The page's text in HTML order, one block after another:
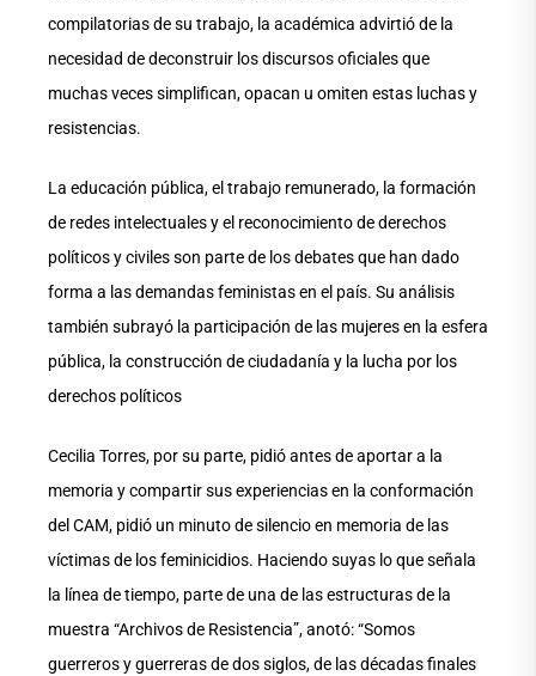
compilatorias de su trabajo, la académica advirtió de la
necesidad de deconstruir los discursos oficiales que
muchas veces simplifican, opacan u omiten estas luchas y
resistencias.
La educación pública, el trabajo remunerado, la formación
de redes intelectuales y el reconocimiento de derechos
políticos y civiles son parte de los debates que han dado
forma a las demandas feministas en el país. Su análisis
también subrayó la participación de las mujeres en la esfera
pública, la construcción de ciudadanía y la lucha por los
derechos políticos
Cecilia Torres, por su parte, pidió antes de aportar a la
memoria y compartir sus experiencias en la conformación
del CAM, pidió un minuto de silencio en memoria de las
víctimas de los feminicidios. Haciendo suyas lo que señala
la línea de tiempo, parte de una de las estructuras de la
muestra “Archivos de Resistencia”, anotó: “Somos
guerreros y guerreras de dos siglos, de las décadas finales